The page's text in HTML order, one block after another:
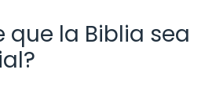
que la Biblia sea